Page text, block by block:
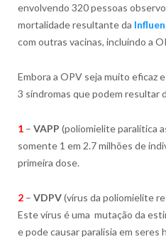
envolvendo 320 pessoas
mortalidade resultante da
com outras vacinas, incluindo a
Embora a OPV seja muito eficaz
3 síndromas que podem resultar
1– VAPP (poliomielite paralítica
somente 1 em 2.7 milhões de
primeira dose.
2– VDPV(vírus da poliomielite
Este vírus é uma mutação da
e pode causar paralisia em seres